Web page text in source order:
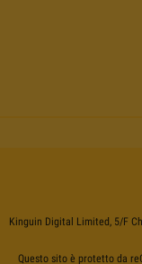
Kinguin Digital Limited, 5/F
Questo sito è protetto da